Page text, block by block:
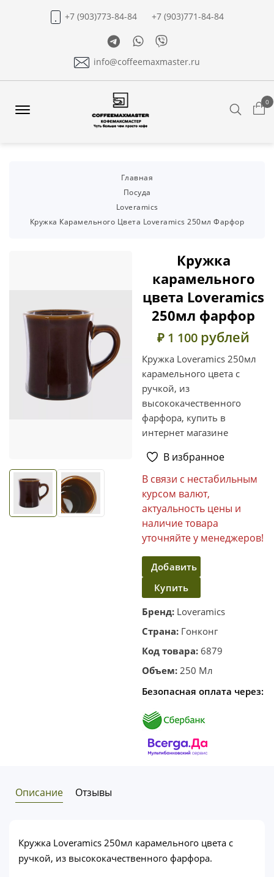
+7 (903)773-84-84
+7 (903)771-84-84
TelegramWhatsapp
Viber
info@coffeemaxmaster.ru
0
Главная
Посуда
Loveramics
Кружка Карамельного Цвета Loveramics 250мл Фарфор
Кружка
карамельного
цвета Loveramics
250мл фарфор
₽ 1 100 рублей
Кружка Loveramics 250мл
карамельного цвета с
ручкой, из
высококачественного
фарфора, купить в
интернет магазине
В избранное
В связи с нестабильным
курсом валют,
актуальность цены и
наличие товара
уточняйте у менеджеров!
Добавить
в
корзину
Купить
в один
клик
Бренд: Loveramics
Страна: Гонконг
Код товара: 6879
Объем: 250 Мл
Безопасная оплата через:
Описание Отзывы
Кружка Loveramics 250мл карамельного цвета с
ручкой, из высококачественного фарфора.